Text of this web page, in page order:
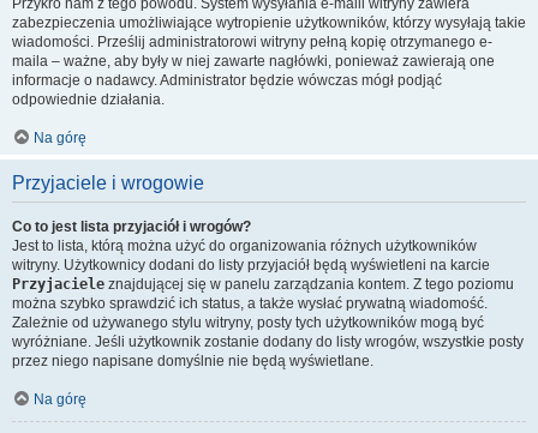
Przykro nam z tego powodu. System wysyłania e-maili witryny zawiera
zabezpieczenia umożliwiające wytropienie użytkowników, którzy wysyłają takie
wiadomości. Prześlij administratorowi witryny pełną kopię otrzymanego e-
maila – ważne, aby były w niej zawarte nagłówki, ponieważ zawierają one
informacje o nadawcy. Administrator będzie wówczas mógł podjąć
odpowiednie działania.
Na górę
Przyjaciele i wrogowie
Co to jest lista przyjaciół i wrogów?
Jest to lista, którą można użyć do organizowania różnych użytkowników
witryny. Użytkownicy dodani do listy przyjaciół będą wyświetleni na karcie
Przyjaciele znajdującej się w panelu zarządzania kontem. Z tego poziomu
można szybko sprawdzić ich status, a także wysłać prywatną wiadomość.
Zależnie od używanego stylu witryny, posty tych użytkowników mogą być
wyróżniane. Jeśli użytkownik zostanie dodany do listy wrogów, wszystkie posty
przez niego napisane domyślnie nie będą wyświetlane.
Na górę